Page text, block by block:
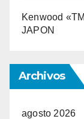
Kenwood
JAPON
Archivos
agosto 2026